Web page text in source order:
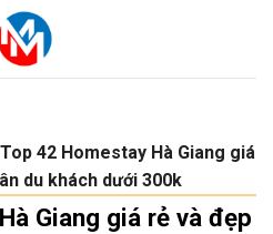
Top 42 Homestay Hà Giang giá
du khách dưới 300k
Giang giá rẻ và đẹp